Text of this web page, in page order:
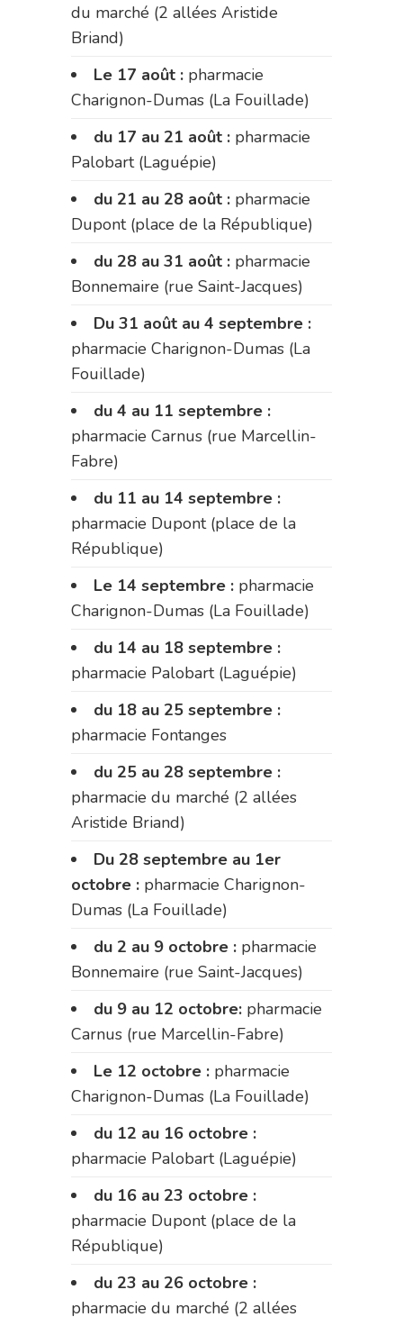
du marché (2 allées Aristide
Briand)
Le 17 août : pharmacie
Charignon-Dumas (La Fouillade)
du 17 au 21 août : pharmacie
Palobart (Laguépie)
du 21 au 28 août : pharmacie
Dupont (place de la République)
du 28 au 31 août : pharmacie
Bonnemaire (rue Saint-Jacques)
Du 31 août au 4 septembre :
pharmacie Charignon-Dumas (La
Fouillade)
du 4 au 11 septembre :
pharmacie Carnus (rue Marcellin-
Fabre)
du 11 au 14 septembre :
pharmacie Dupont (place de la
République)
Le 14 septembre : pharmacie
Charignon-Dumas (La Fouillade)
du 14 au 18 septembre :
pharmacie Palobart (Laguépie)
du 18 au 25 septembre :
pharmacie Fontanges
du 25 au 28 septembre :
pharmacie du marché (2 allées
Aristide Briand)
Du 28 septembre au 1er
octobre : pharmacie Charignon-
Dumas (La Fouillade)
du 2 au 9 octobre : pharmacie
Bonnemaire (rue Saint-Jacques)
du 9 au 12 octobre: pharmacie
Carnus (rue Marcellin-Fabre)
Le 12 octobre : pharmacie
Charignon-Dumas (La Fouillade)
du 12 au 16 octobre :
pharmacie Palobart (Laguépie)
du 16 au 23 octobre :
pharmacie Dupont (place de la
République)
du 23 au 26 octobre :
pharmacie du marché (2 allées